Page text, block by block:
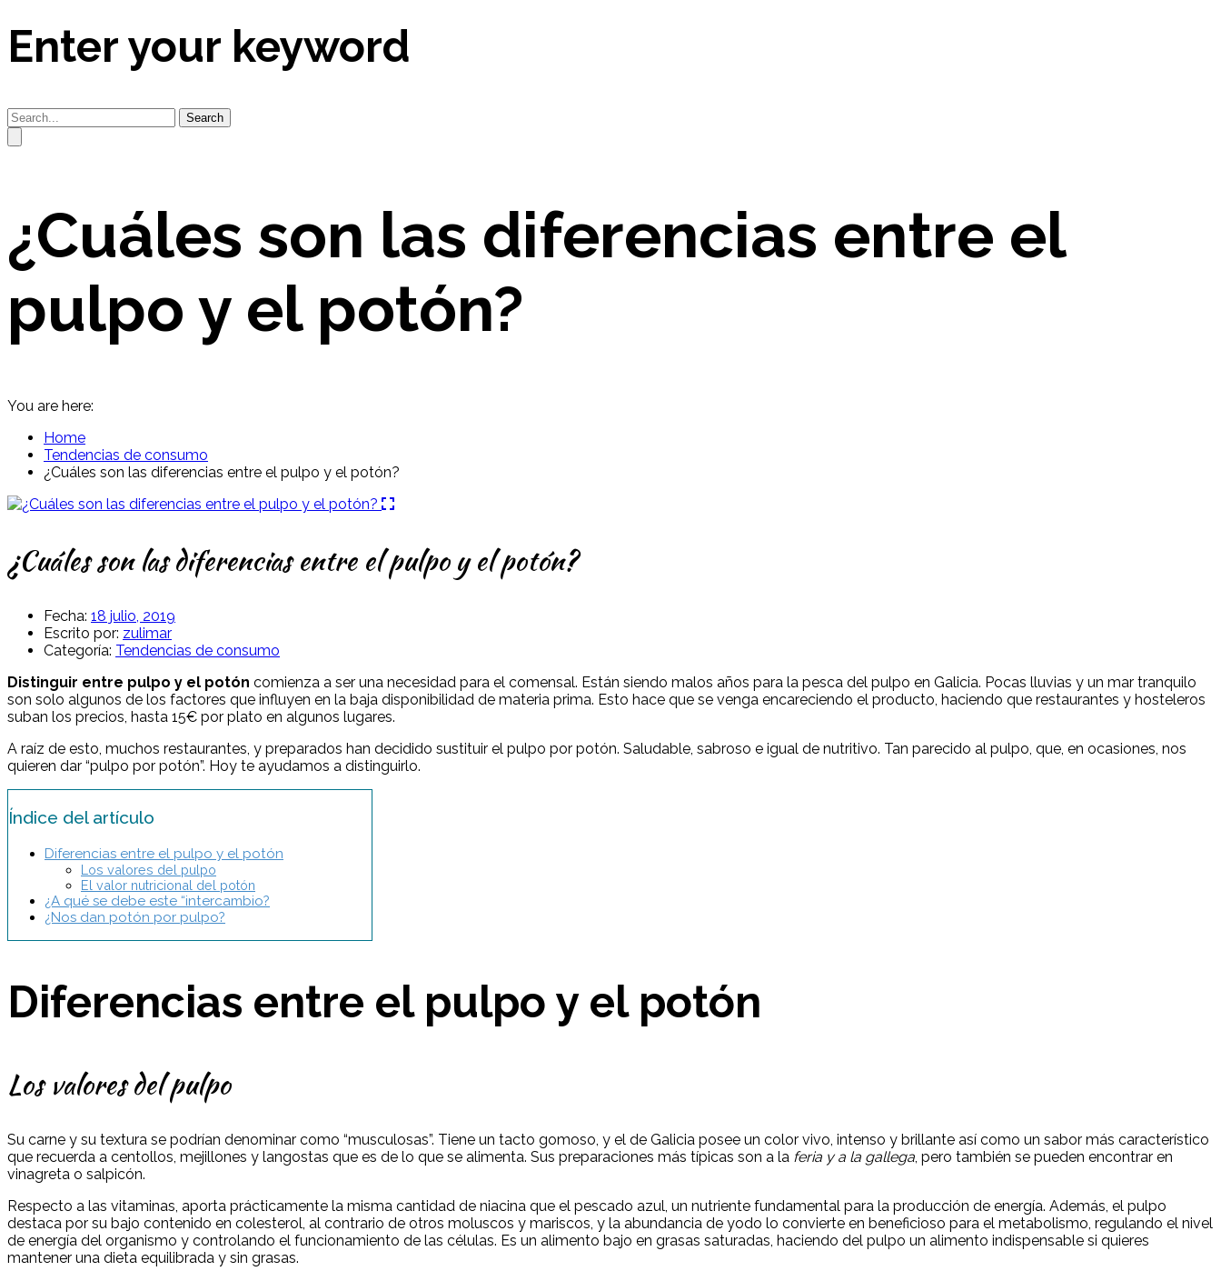
Enter your keyword
Search
¿Cuáles son las diferencias entre el
pulpo y el potón?
You are here:
Home
Tendencias de consumo
¿Cuáles son las diferencias entre el pulpo y el potón?
¿Cuáles son las diferencias entre el pulpo y el potón?
Fecha: 18 julio, 2019
Escrito por: zulimar
Categoría: Tendencias de consumo
Distinguir entre pulpo y el potón comienza a ser una necesidad para el comensal. Están siendo malos años para la pesca del pulpo en Galicia. Pocas lluvias y un mar tranquilo
son solo algunos de los factores que influyen en la baja disponibilidad de materia prima. Esto hace que se venga encareciendo el producto, haciendo que restaurantes y hosteleros
suban los precios, hasta 15€ por plato en algunos lugares.
A raíz de esto, muchos restaurantes, y preparados han decidido sustituir el pulpo por potón. Saludable, sabroso e igual de nutritivo. Tan parecido al pulpo, que, en ocasiones, nos
quieren dar “pulpo por potón”. Hoy te ayudamos a distinguirlo.
Índice del artículo
Diferencias entre el pulpo y el potón
Los valores del pulpo
El valor nutricional del potón
¿A qué se debe este “intercambio?
¿Nos dan potón por pulpo?
Diferencias entre el pulpo y el potón
Los valores del pulpo
Su carne y su textura se podrían denominar como “musculosas”. Tiene un tacto gomoso, y el de Galicia posee un color vivo, intenso y brillante así como un sabor más característico
que recuerda a centollos, mejillones y langostas que es de lo que se alimenta. Sus preparaciones más típicas son a la feria y a la gallega, pero también se pueden encontrar en
vinagreta o salpicón.
Respecto a las vitaminas, aporta prácticamente la misma cantidad de niacina que el pescado azul, un nutriente fundamental para la producción de energía. Además, el pulpo
destaca por su bajo contenido en colesterol, al contrario de otros moluscos y mariscos, y la abundancia de yodo lo convierte en beneficioso para el metabolismo, regulando el nivel
de energía del organismo y controlando el funcionamiento de las células. Es un alimento bajo en grasas saturadas, haciendo del pulpo un alimento indispensable si quieres
mantener una dieta equilibrada y sin grasas.